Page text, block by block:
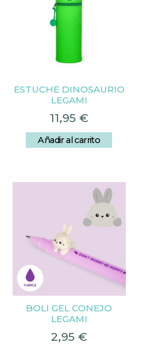
ESTUCHE DINOSAURIO
LEGAMI
11,95 €
Añadir al carrito
BOLI GEL CONEJO
LEGAMI
2,95 €